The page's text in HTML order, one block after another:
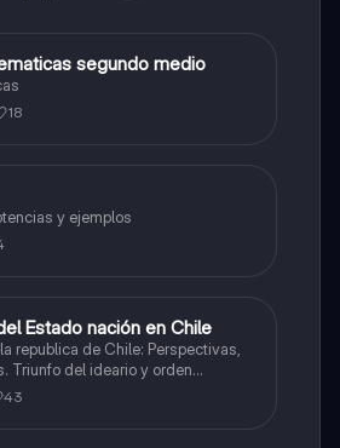
segundo medio
18
y ejemplos
Estado nación en Chile
republica de Chile: Perspectivas,
Triunfo del ideario y orden
de 1833. "Era Portaliana"
43